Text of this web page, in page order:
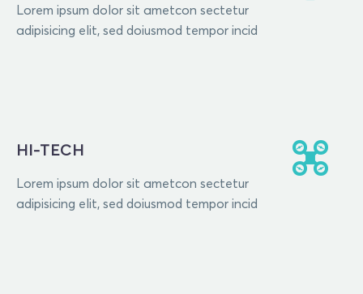
Lorem ipsum dolor sit ametcon sectetur
adipisicing elit, sed doiusmod tempor incid
HI-TECH
Lorem ipsum dolor sit ametcon sectetur
adipisicing elit, sed doiusmod tempor incid